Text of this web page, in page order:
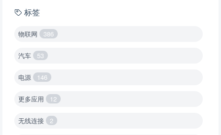
标签
物联网 386
汽车 53
电源 146
更多应用 12
无线连接 2